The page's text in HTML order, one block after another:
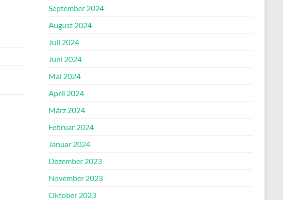
September 2024
August 2024
Juli 2024
Juni 2024
Mai 2024
April 2024
März 2024
Februar 2024
Januar 2024
Dezember 2023
November 2023
Oktober 2023